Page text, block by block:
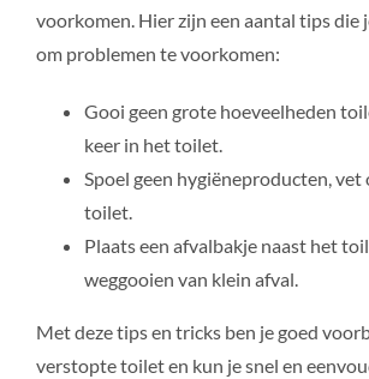
voorkomen. Hier zijn een aantal tips die
om problemen te voorkomen:
Gooi geen grote hoeveelheden
keer in het toilet.
Spoel geen hygiëneproducten,
toilet.
Plaats een afvalbakje naast het
weggooien van klein afval.
Met deze tips en tricks ben je goed
verstopte toilet en kun je snel en